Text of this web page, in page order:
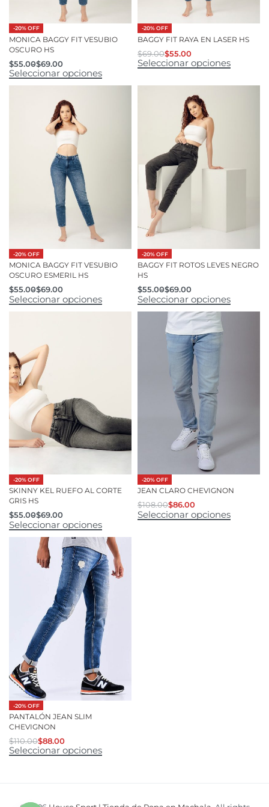
-20% OFF
MONICA BAGGY FIT VESUBIO
OSCURO HS
$55.00$69.00
Seleccionar opciones
-20% OFF
BAGGY FIT RAYA EN LASER HS
$69.00$55.00
Seleccionar opciones
-20% OFF
MONICA BAGGY FIT VESUBIO
OSCURO ESMERIL HS
$55.00$69.00
Seleccionar opciones
-20% OFF
BAGGY FIT ROTOS LEVES NEGRO
HS
$55.00$69.00
Seleccionar opciones
-20% OFF
SKINNY KEL RUEFO AL CORTE
GRIS HS
$55.00$69.00
Seleccionar opciones
-20% OFF
JEAN CLARO CHEVIGNON
$108.00$86.00
Seleccionar opciones
-20% OFF
PANTALÓN JEAN SLIM
CHEVIGNON
$110.00$88.00
Seleccionar opciones